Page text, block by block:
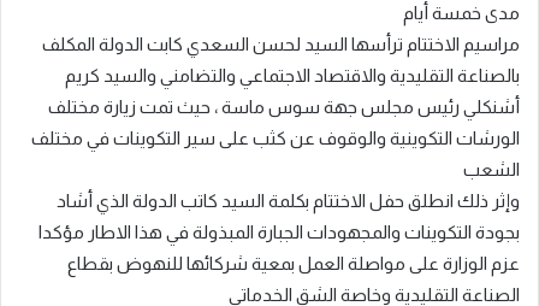
مدى خمسة أيام
مراسيم الاختتام ترأسها السيد لحسن السعدي كابت الدولة المكلف
بالصناعة التقليدية والاقتصاد الاجتماعي والتضامني والسيد كريم
أشنكلي رئيس مجلس جهة سوس ماسة ، حيث تمت زيارة مختلف
الورشات التكوينية والوقوف عن كثب على سير التكوينات في مختلف
الشعب
وإثر ذلك انطلق حفل الاختتام بكلمة السيد كاتب الدولة الذي أشاد
بجودة التكوينات والمجهودات الجبارة المبذولة في هذا الاطار مؤكدا
عزم الوزارة على مواصلة العمل بمعية شركائها للنهوض بقطاع
الصناعة التقليدية وخاصة الشق الخدماتي